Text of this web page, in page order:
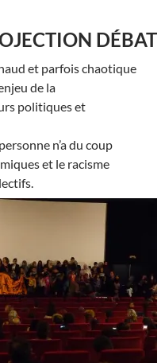
DÉBAT
et parfois chaotique
de la
politiques et
n’a du coup
et le racisme